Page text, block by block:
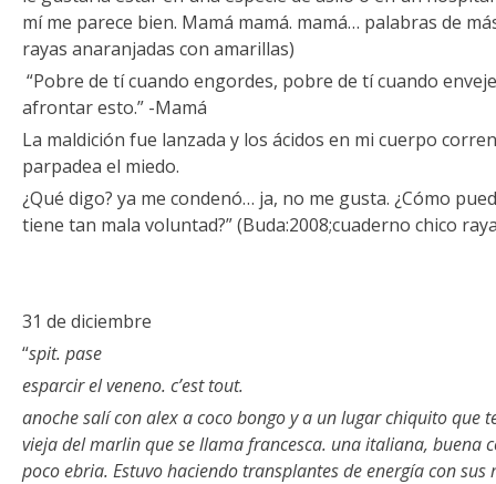
mí me parece bien. Mamá mamá. mamá… palabras de
rayas anaranjadas con amarillas)
“Pobre de tí cuando engordes, pobre de tí cuando
afrontar esto.” -Mamá
La maldición fue lanzada y los ácidos en mi cuerpo
parpadea el miedo.
¿Qué digo? ya me condenó… ja, no me gusta. ¿Cómo
tiene tan mala voluntad?” (Buda:2008;cuaderno chico
31 de diciembre
“spit. pase
esparcir el veneno. c’est tout.
anoche salí con alex a coco bongo y a un lugar chiquito que
vieja del marlin que se llama francesca. una italiana, buena
poco ebria. Estuvo haciendo transplantes de energía con